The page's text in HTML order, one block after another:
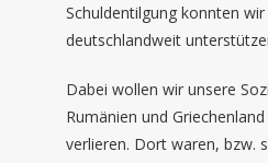
Schuldentilgung konnten
deutschlandweit
Dabei wollen wir unsere
Rumänien und
verlieren. Dort waren, bzw.